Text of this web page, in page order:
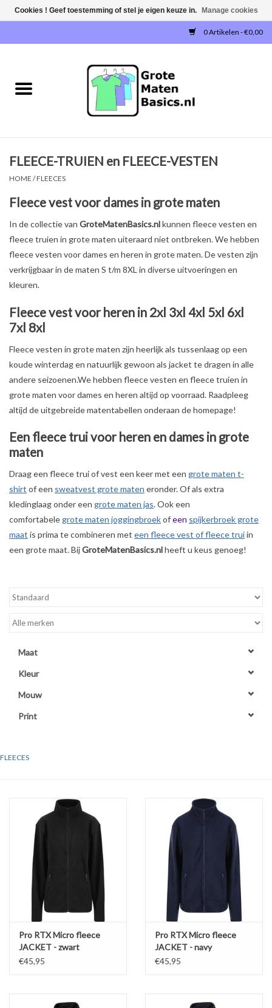
0 Artikelen - €0,00
NIEUW!
SWEATERS / SWEATVESTEN
POLOSHIRTS
JOGGINGBROEKEN
ONDERGOED
BROEKEN / SHORTS
BODYWARMERS
DENIM / SPIJKERGOED
TRUIEN / VESTEN
JACKS / JASSEN
DAMES
Merken
FLEECE-TRUIEN en FLEECE-VESTEN
HOME /FLEECES
Fleece vest voor dames in grote maten
In de collectie van GroteMatenBasics.nlkunnen fleece vesten en
fleece truien in grote maten uiteraard niet ontbreken. We hebben
fleece vesten voor dames en heren in grote maten. De vesten zijn
verkrijgbaar in de maten S t/m 8XL in diverse uitvoeringen en
kleuren.
Fleece vest voor heren in 2xl 3xl 4xl 5xl 6xl
7xl 8xl
Fleece vesten in grote maten zijn heerlijk als tussenlaag op een
koude winterdag en natuurlijk gewoon als jacket te dragen in alle
andere seizoenen.We hebben fleece vesten en fleece truien in
grote maten voor dames en heren altijd op voorraad. Raadpleeg
altijd de uitgebreide matentabellen onderaan de homepage!
Een fleece trui voor heren en dames in grote
maten
Draag een fleece trui of vest een keer met een grote maten t-
shirt of een sweatvest grote maten eronder. Of als extra
kledinglaag onder een grote maten jas. Ook een
comfortabele grote maten joggingbroekofeen spijkerbroek grote
maat is prima te combineren met een fleece vest of fleece truiin
een grote maat. BijGroteMatenBasics.nlheeft u keus genoeg!
Maat
Kleur
Mouw
Print
FLEECES
Pro RTX Micro fleece
JACKET - zwart
€45,95
Pro RTX Micro fleece
JACKET - navy
€45,95
Cookies ! Geef toestemming of stel je eigen keuze in. Manage cookies